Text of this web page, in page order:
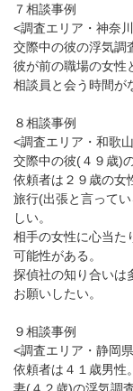
７相談事例
<調査エリア・神奈
交際中の彼の浮気調
彼が前の職場の女性
相談員と会う時間が
８相談事例
<調査エリア・和歌
交際中の彼(４９歳)の
依頼者は２９歳の女
旅行(出張と言って
しい。
相手の女性に心当た
可能性がある。
探偵社の知り合いは
お願いしたい。
９相談事例
<調査エリア・静岡
依頼者は４１歳男性。